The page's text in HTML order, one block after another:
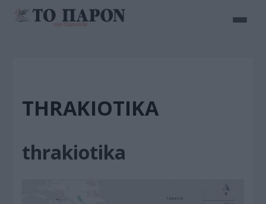
THRAKIOTIKA
thrakiotika